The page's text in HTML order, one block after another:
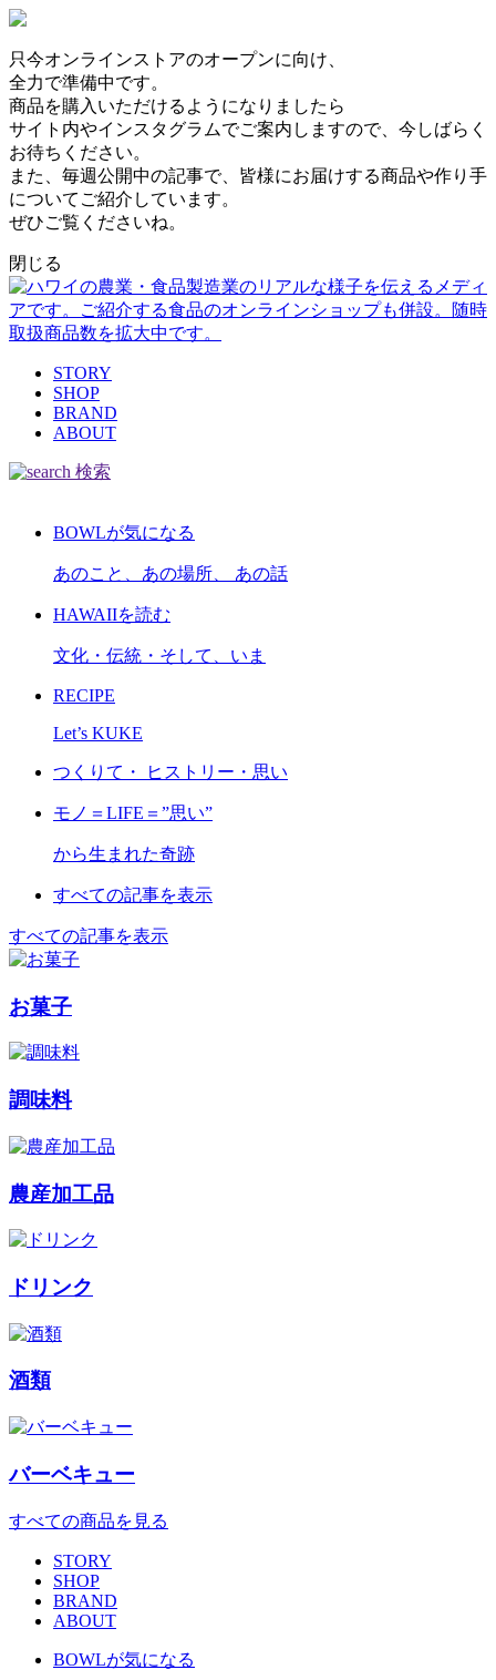
只今オンラインストアのオープンに向け、
全力で準備中です。
商品を購入いただけるようになりましたら
サイト内やインスタグラムでご案内しますので、今しばらく
お待ちください。
また、毎週公開中の記事で、皆様にお届けする商品や作り手
についてご紹介しています。
ぜひご覧くださいね。
閉じる
STORY
SHOP
BRAND
ABOUT
検索
BOWLが気になる
あのこと、あの場所、 あの話
HAWAIIを読む
文化・伝統・そして、いま
RECIPE
Let’s KUKE
つくりて・ ヒストリー・思い
モノ＝LIFE＝”思い”
から生まれた奇跡
すべての記事を表示
すべての記事を表示
お菓子
調味料
農産加工品
ドリンク
酒類
バーベキュー
すべての商品を見る
STORY
SHOP
BRAND
ABOUT
BOWLが気になる